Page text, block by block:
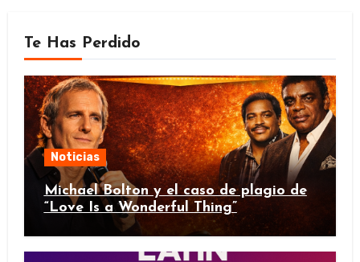
Te Has Perdido
Noticias
Michael Bolton y el caso de plagio de
“Love Is a Wonderful Thing”